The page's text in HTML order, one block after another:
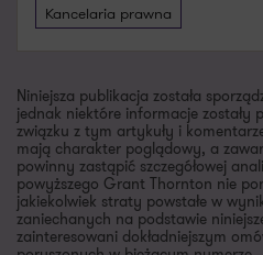
Kancelaria prawna
Niniejsza publikacja została
jednak niektóre informacje zostały
związku z tym artykuły i
mają charakter poglądowy, a
powinny zastąpić szczegółowej
powyższego Grant Thornton nie
jakiekolwiek straty powstałe w
zaniechanych na podstawie
zainteresowani dokładniejszym